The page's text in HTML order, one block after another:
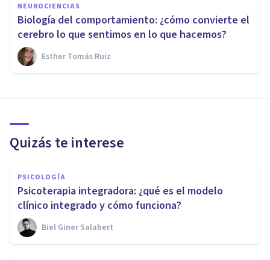
NEUROCIENCIAS
Biología del comportamiento: ¿cómo convierte el
cerebro lo que sentimos en lo que hacemos?
Esther Tomás Ruiz
Quizás te interese
PSICOLOGÍA
Psicoterapia integradora: ¿qué es el modelo
clínico integrado y cómo funciona?
Biel Giner Salabert